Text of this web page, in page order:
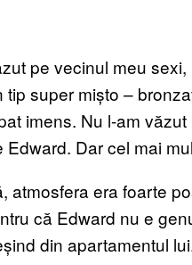
pe vecinul meu
tip super mișto –
imens. Nu l-am
Dar cel mai
atmosfera era foarte
că Edward nu e
din apartamentul